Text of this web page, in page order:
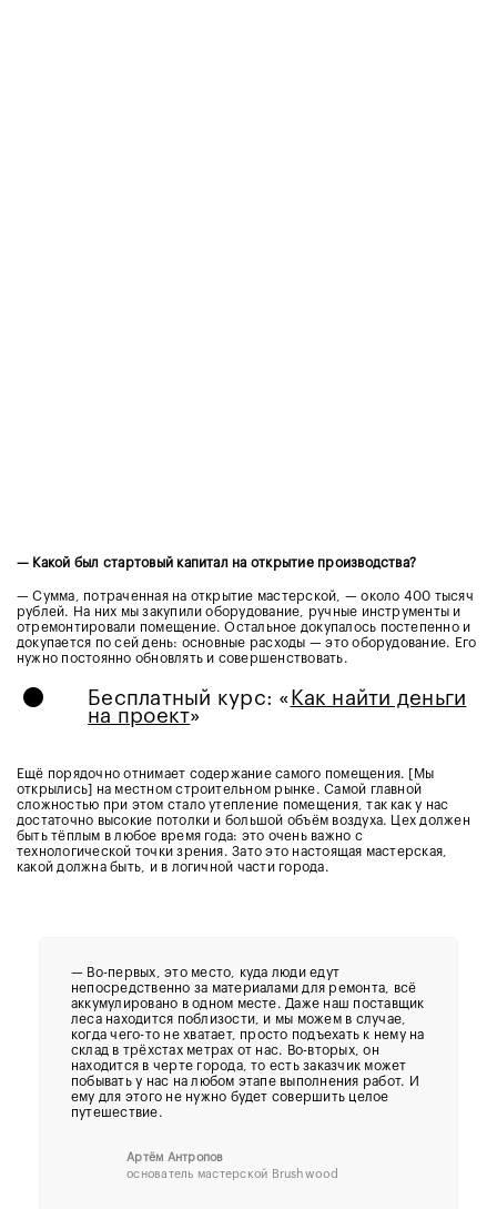
— Какой был стартовый капитал на открытие производства?
— Сумма, потраченная на открытие мастерской, — около 400 тысяч
рублей. На них мы закупили оборудование, ручные инструменты и
отремонтировали помещение. Остальное докупалось постепенно и
докупается по сей день: основные расходы — это оборудование. Его
нужно постоянно обновлять и совершенствовать.
• Бесплатный курс: « Как найти деньги
на проект»
Ещё порядочно отнимает содержание самого помещения. [Мы
открылись] на местном строительном рынке. Самой главной
сложностью при этом стало утепление помещения, так как у нас
достаточно высокие потолки и большой объём воздуха. Цех должен
быть тёплым в любое время года: это очень важно с
технологической точки зрения. Зато это настоящая мастерская,
какой должна быть, и в логичной части города.
— Во-первых, это место, куда люди едут
непосредственно за материалами для ремонта, всё
аккумулировано в одном месте. Даже наш поставщик
леса находится поблизости, и мы можем в случае,
когда чего-то не хватает, просто подъехать к нему на
склад в трёхстах метрах от нас. Во-вторых, он
находится в черте города, то есть заказчик может
побывать у нас на любом этапе выполнения работ. И
ему для этого не нужно будет совершить целое
путешествие.
Артём Антропов
основатель мастерской Brushwood